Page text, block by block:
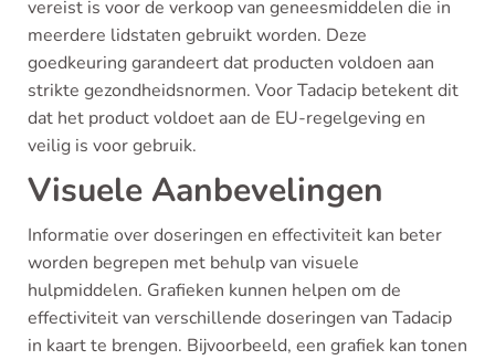
vereist is voor de verkoop van geneesmiddelen die in
meerdere lidstaten gebruikt worden. Deze
goedkeuring garandeert dat producten voldoen aan
strikte gezondheidsnormen. Voor Tadacip betekent dit
dat het product voldoet aan de EU-regelgeving en
veilig is voor gebruik.
Visuele Aanbevelingen
Informatie over doseringen en effectiviteit kan beter
worden begrepen met behulp van visuele
hulpmiddelen. Grafieken kunnen helpen om de
effectiviteit van verschillende doseringen van Tadacip
in kaart te brengen. Bijvoorbeeld, een grafiek kan tonen